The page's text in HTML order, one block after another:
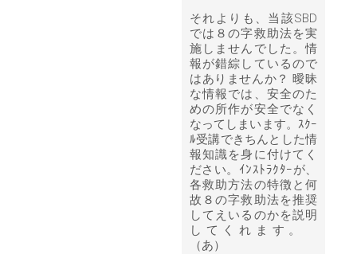
それよりも、当該SBD
では８の字救助法を実
施しませんでした。情
報が錯綜しているので
はありませんか？ 曖昧
な情報では、安全のた
めの所作が安全でなく
なってしまいます。ｽｸｰ
ﾙ受講できちんとした情
報知識を身に付けてく
ださい。ｲﾝｽﾄﾗｸﾀｰが、
各救助方法の特徴と何
故８の字救助法を推奨
してえいるのかを説明
してくれます。
（あ）